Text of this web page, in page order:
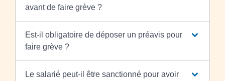
avant de faire grève ?
Est-il obligatoire de déposer un préavis pour
faire grève ?
Le salarié peut-il être sanctionné pour avoir